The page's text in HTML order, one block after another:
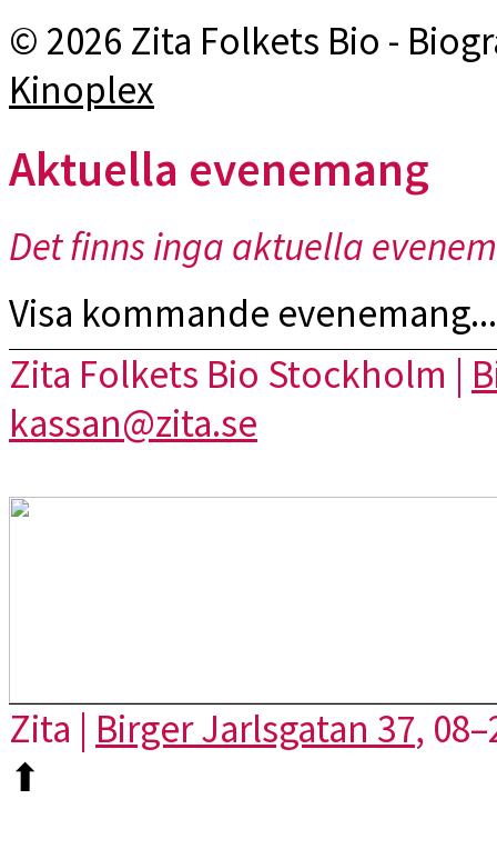
© 2026 Zita Folkets Bio -
Kinoplex
Aktuella evenemang
Det finns inga aktuella
Visa kommande evenemang...
Zita Folkets Bio Stockholm |
kassan@zita.se
Zita | Birger Jarlsgatan 37,
⬆︎